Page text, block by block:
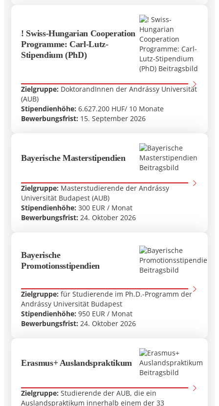
! Swiss-Hungarian Cooperation
Programme: Carl-Lutz-
Stipendium (PhD)
Zielgruppe: DoktorandInnen der Andrássy Universität
(AUB)
Stipendienhöhe: 6.627.200 HUF/ 10 Monate
Bewerbungsfrist: 15. September 2026
Bayerische Masterstipendien
Zielgruppe: Masterstudierende der Andrássy
Universität Budapest (AUB)
Stipendienhöhe: 300 EUR / Monat
Bewerbungsfrist: 24. Oktober 2026
Bayerische
Promotionsstipendien
Zielgruppe: für Studierende im Ph.D.-Programm der
Andrássy Universität Budapest
Stipendienhöhe: 950 EUR / Monat
Bewerbungsfrist: 24. Oktober 2026
Erasmus+ Auslandspraktikum
Zielgruppe: Studierende der AUB, die ein
Auslandspraktikum innerhalb einem der 33